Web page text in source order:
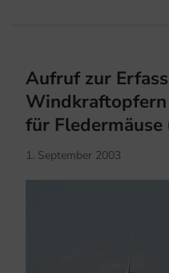
Aufruf zur
für
1. September 2003